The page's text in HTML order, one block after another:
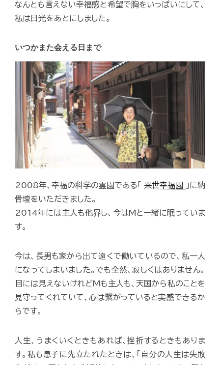
なんとも言えない幸福感と希望で胸をいっぱいにして、
私は日光をあとにしました。
いつかまた会える日まで
2008年、幸福の科学の霊園である「 来世幸福園
」に納
骨壇をいただきました。
2014年には主人も他界し、今はMと一緒に眠っていま
す。
今は、長男も家から出て遠くで働いているので、私一人
になってしまいました。でも全然、寂しくはありません。
目には見えないけれどMも主人も、天国から私のことを
見守ってくれていて、心は繋がっていると実感できるか
らです。
人生、うまくいくときもあれば、挫折するときもありま
す。私も息子に先立たれたときは、「自分の人生は失敗